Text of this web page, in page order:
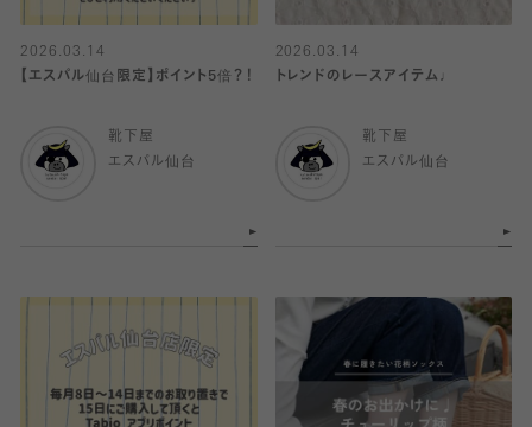
2026.03.14
【エスパル仙台限定】ポイント5倍？！
靴下屋
エスパル仙台
2026.03.14
トレンドのレースアイテム♩
靴下屋
エスパル仙台